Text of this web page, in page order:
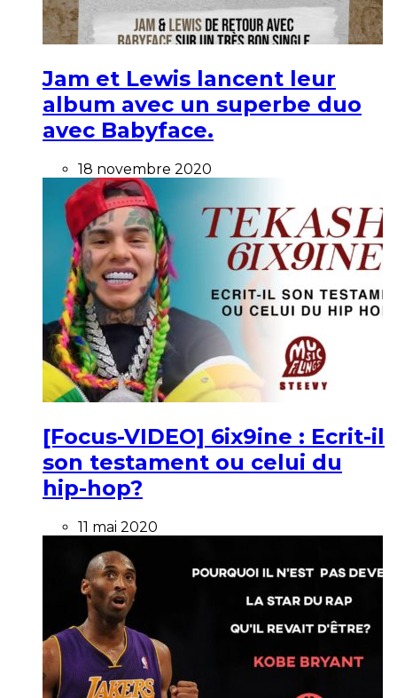
Jam et Lewis lancent leur
album avec un superbe duo
avec Babyface.
18 novembre 2020
[Focus-VIDEO] 6ix9ine : Ecrit-il
son testament ou celui du
hip-hop?
11 mai 2020